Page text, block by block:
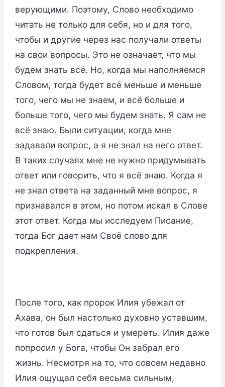
верующими. Поэтому, Слово необходимо
читать не только для себя, но и для того,
чтобы и другие через нас получали ответы
на свои вопросы. Это не означает, что мы
будем знать всё. Но, когда мы наполняемся
Словом, тогда будет всё меньше и меньше
того, чего мы не знаем, и всё больше и
больше того, чего мы будем знать. Я сам не
всё знаю. Были ситуации, когда мне
задавали вопрос, а я не знал на него ответ.
В таких случаях мне не нужно придумывать
ответ или говорить, что я всё знаю. Когда я
не знал ответа на заданный мне вопрос, я
признавался в этом, но потом искал в Слове
этот ответ. Когда мы исследуем Писание,
тогда Бог дает нам Своё слово для
подкрепления.
После того, как пророк Илия убежал от
Ахава, он был настолько духовно уставшим,
что готов был сдаться и умереть. Илия даже
попросил у Бога, чтобы Он забрал его
жизнь. Несмотря на то, что совсем недавно
Илия ощущал себя весьма сильным,